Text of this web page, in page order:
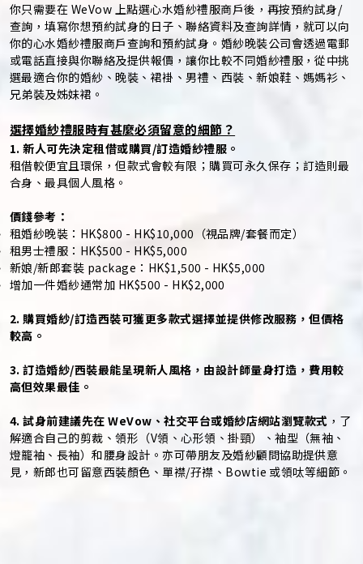
你只需要在 WeVow 上點選心水婚紗禮服商戶後，再按預約試身/
查詢，填寫你想預約試身的日子、聯絡資料及查詢詳情，就可以向
你的心水婚紗禮服商戶查詢和預約試身。婚紗晚裝公司會透過電郵
或電話直接與你聯絡及提供報價，讓你比較不同婚紗禮服，從中挑
選最適合你的婚紗、晚裝、裙褂、男禮、西裝、新娘鞋、媽媽衫、
兄弟裝及姊妹裙。
選擇婚紗禮服時有甚麼必須留意的細節？
1. 新人可先決定租借或購買/訂造婚紗禮服。
租借較便宜且環保，但款式會較有限；購買可永久保存；訂造則最
合身、最具個人風格。
價錢參考：
租婚紗晚裝：HK$800 - HK$10,000（視品牌/套餐而定）
租男士禮服：HK$500 - HK$5,000
新娘/新郎套裝 package：HK$1,500 - HK$5,000
增加一件婚紗通常加 HK$500 - HK$2,000
2. 購買婚紗/訂造西裝可獲更多款式選擇並提供修改服務，但價格
較高。
3. 訂造婚紗/西裝最能呈現新人風格，由設計師量身打造，費用較
高但效果最佳。
4. 試身前建議先在 WeVow、社交平台或婚紗店網站瀏覽款式 ，了
解適合自己的剪裁、領形（V領、心形領、掛頸）、袖型（無袖、
燈籠袖、長袖）和腰身設計。亦可帶朋友及婚紗顧問協助提供意
見，新郎也可留意西裝顏色、單襟/孖襟、Bowtie 或領呔等細節。